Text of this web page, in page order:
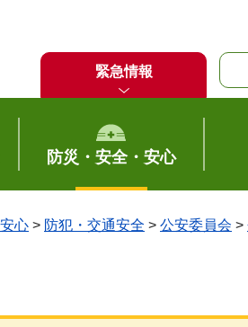
緊急情報
防災・安全・安心
心 > 防犯・交通安全 > 公安委員会 >